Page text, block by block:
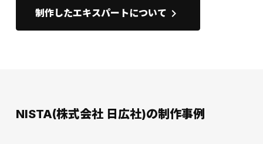
制作したエキスパートについて keyboard_arrow_right
NISTA(株式会社 日広社)の制作事例